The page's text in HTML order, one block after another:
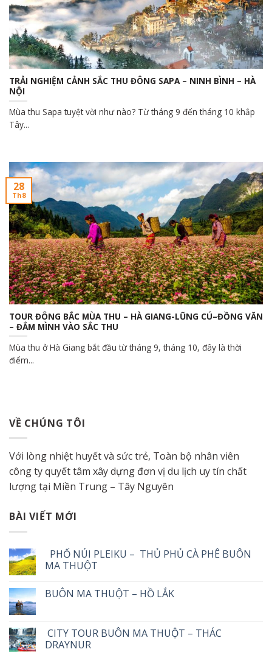
TRẢI NGHIỆM CẢNH SẮC THU ĐÔNG SAPA – NINH BÌNH – HÀ
NỘI
Mùa thu Sapa tuyệt vời như nào? Từ tháng 9 đến tháng 10 khắp
Tây...
TOUR ĐÔNG BẮC MÙA THU – HÀ GIANG-LŨNG CÚ–ĐỒNG VĂN
– ĐẮM MÌNH VÀO SẮC THU
Mùa thu ở Hà Giang bắt đầu từ tháng 9, tháng 10, đây là thời
điểm...
28
Th8
VỀ CHÚNG TÔI
Với lòng nhiệt huyết và sức trẻ, Toàn bộ nhân viên
công ty quyết tâm xây dựng đơn vị du lịch uy tín chất
lượng tại Miền Trung – Tây Nguyên
BÀI VIẾT MỚI
PHỐ NÚI PLEIKU – THỦ PHỦ CÀ PHÊ BUÔN
MA THUỘT
BUÔN MA THUỘT – HỒ LẮK
CITY TOUR BUÔN MA THUỘT – THÁC
DRAYNUR